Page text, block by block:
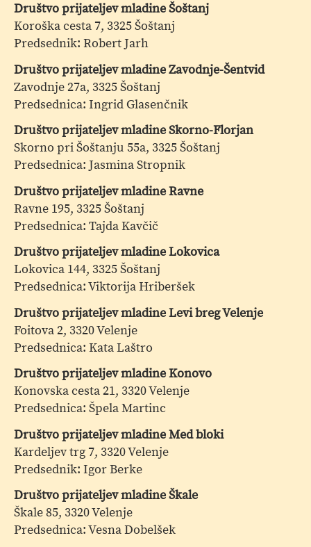
Društvo prijateljev mladine Šoštanj
Koroška cesta 7, 3325 Šoštanj
Predsednik: Robert Jarh
Društvo prijateljev mladine Zavodnje-Šentvid
Zavodnje 27a, 3325 Šoštanj
Predsednica: Ingrid Glasenčnik
Društvo prijateljev mladine Skorno-Florjan
Skorno pri Šoštanju 55a, 3325 Šoštanj
Predsednica: Jasmina Stropnik
Društvo prijateljev mladine Ravne
Ravne 195, 3325 Šoštanj
Predsednica: Tajda Kavčič
Društvo prijateljev mladine Lokovica
Lokovica 144, 3325 Šoštanj
Predsednica: Viktorija Hriberšek
Društvo prijateljev mladine Levi breg Velenje
Foitova 2, 3320 Velenje
Predsednica: Kata Laštro
Društvo prijateljev mladine Konovo
Konovska cesta 21, 3320 Velenje
Predsednica: Špela Martinc
Društvo prijateljev mladine Med bloki
Kardeljev trg 7, 3320 Velenje
Predsednik: Igor Berke
Društvo prijateljev mladine Škale
Škale 85, 3320 Velenje
Predsednica: Vesna Dobelšek